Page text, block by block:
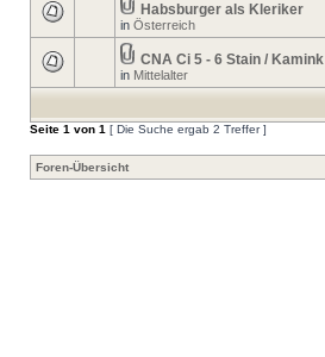
Habsburger als Kleriker
in Österreich
CNA Ci 5 - 6 Stain / Kamink
in Mittelalter
Seite 1 von 1 [ Die Suche ergab 2 Treffer ]
Foren-Übersicht